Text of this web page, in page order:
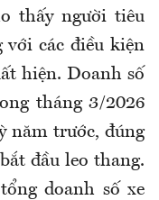
thấy người tiêu
với các điều kiện
hiện. Doanh số
tháng 3/2026
năm trước, đúng
đầu leo thang.
doanh số xe